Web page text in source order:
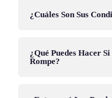
¿Cuáles Son Sus
¿Qué Puedes Hacer
Rompe?